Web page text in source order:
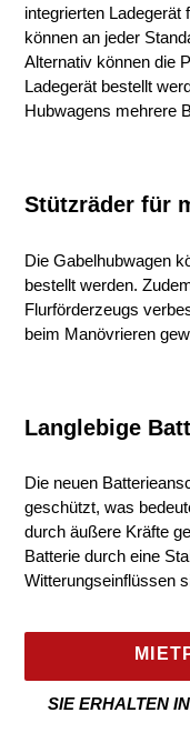
integrierten Ladegerät
können an jeder
Alternativ können die
Ladegerät bestellt
Hubwagens mehrere
Stützräder für
Die Gabelhubwagen
bestellt werden.
Flurförderzeugs
beim Manövrieren
Langlebige
Die neuen
geschützt, was
durch äußere Kräfte
Batterie durch eine
Witterungseinflüssen
SIE ERHALTEN